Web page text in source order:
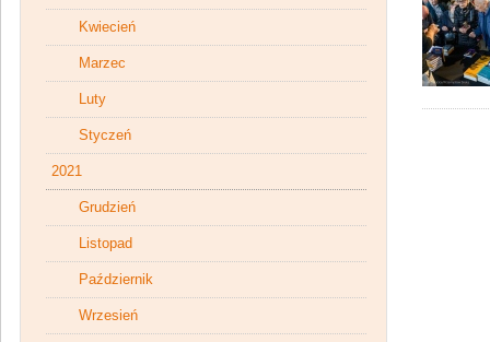
Kwiecień
Marzec
Luty
Styczeń
2021
Grudzień
Listopad
Październik
Wrzesień